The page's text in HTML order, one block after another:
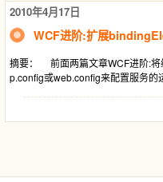
2010年4月17日
WCF进阶:扩展
摘要： 前面两篇文章WCF进阶:将
p.config或web.config来配置服务的